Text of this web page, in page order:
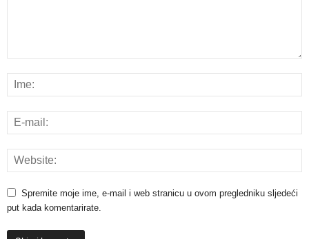
Spremite moje ime, e-mail i web stranicu u ovom pregledniku sljedeći
put kada komentarirate.